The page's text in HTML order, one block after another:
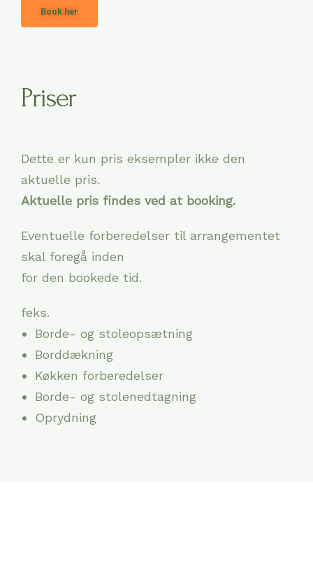
Book her
Priser
Dette er kun pris eksempler ikke den
aktuelle pris.
Aktuelle pris findes ved at booking.
Eventuelle forberedelser til arrangementet
skal foregå inden
for den bookede tid.
feks.
Borde- og stoleopsætning
Borddækning
Køkken forberedelser
Borde- og stolenedtagning
Oprydning